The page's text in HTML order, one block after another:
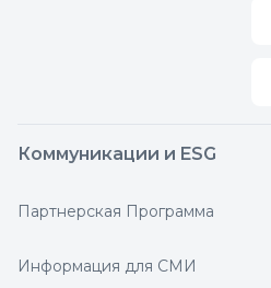
Коммуникации и ESG
Партнерская Программа
Информация для СМИ